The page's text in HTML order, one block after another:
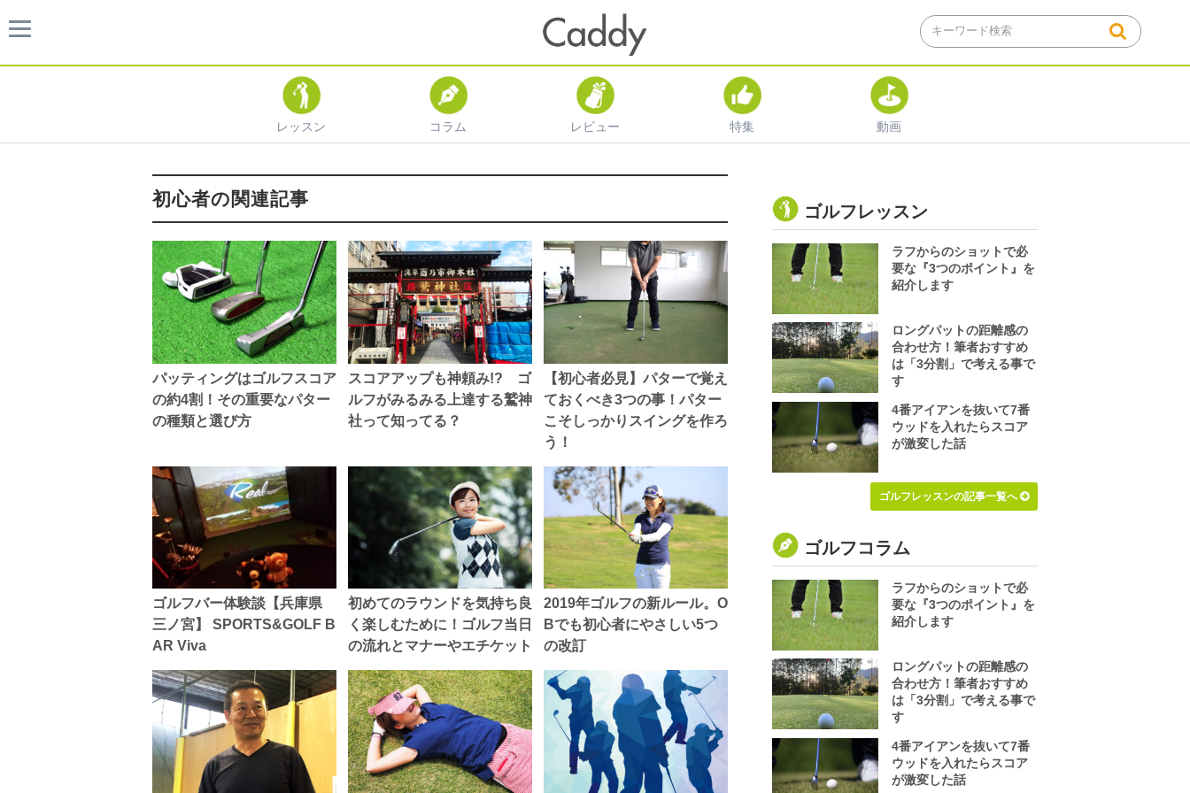
レッスン コラム レビュー 特集 動画
初心者の関連記事
パッティングはゴルフスコア
の約4割！その重要なパター
の種類と選び方
スコアアップも神頼み!? ゴ
ルフがみるみる上達する鷲神
社って知ってる？
【初心者必見】パターで覚え
ておくべき3つの事！パター
こそしっかりスイングを作ろ
う！
ゴルフバー体験談【兵庫県
三ノ宮】 SPORTS&GOLF B
AR Viva
初めてのラウンドを気持ち良
く楽しむために！ゴルフ当日
の流れとマナーやエチケット
2019年ゴルフの新ルール。O
Bでも初心者にやさしい5つ
の改訂
ゴルフレッスン
ラフからのショットで必
要な『3つのポイント』を
紹介します
ロングパットの距離感の
合わせ方！筆者おすすめ
は「3分割」で考える事で
す
4番アイアンを抜いて7番
ウッドを入れたらスコア
が激変した話
ゴルフレッスンの記事一覧へ
ゴルフコラム
ラフからのショットで必
要な『3つのポイント』を
紹介します
ロングパットの距離感の
合わせ方！筆者おすすめ
は「3分割」で考える事で
す
4番アイアンを抜いて7番
ウッドを入れたらスコア
が激変した話